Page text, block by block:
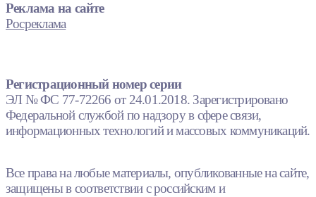
Реклама на сайте
Росреклама
Регистрационный номер серии
ЭЛ № ФС 77-72266 от 24.01.2018. Зарегистрировано
Федеральной службой по надзору в сфере связи,
информационных технологий и массовых коммуникаций.
Все права на любые материалы, опубликованные на сайте,
защищены в соответствии с российским и